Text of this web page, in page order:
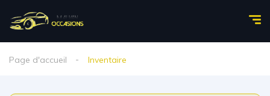
Page d'accueil Inventaire